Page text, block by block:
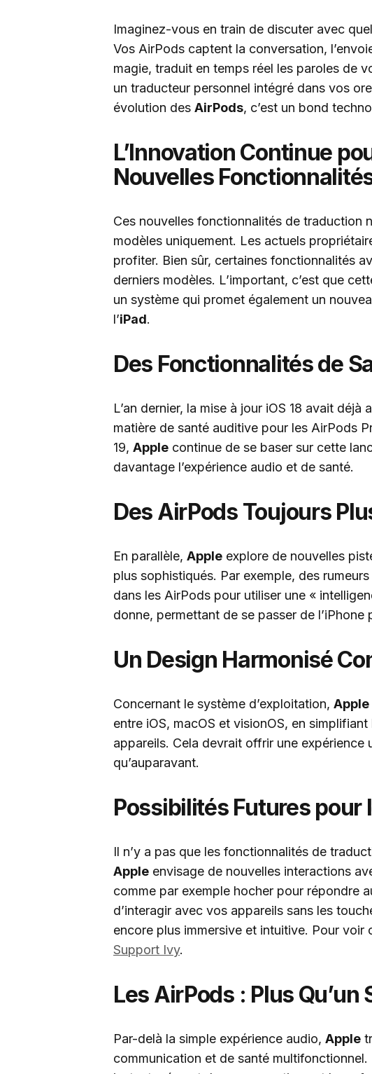
Imaginez-vous en train de discuter avec
Vos AirPods captent la conversation,
magie, traduit en temps réel les paroles de
un traducteur personnel intégré dans vos
évolution des AirPods, c’est un bond
L’Innovation Continue
Nouvelles
Ces nouvelles fonctionnalités de traduction
modèles uniquement. Les actuels
profiter. Bien sûr, certaines fonctionnalités
derniers modèles. L’important, c’est que
un système qui promet également un
l’iPad.
Des Fonctionnalités de
L’an dernier, la mise à jour iOS 18 avait
matière de santé auditive pour les AirPods
19, Apple continue de se baser sur cette
davantage l’expérience audio et de santé.
Des AirPods Toujours
En parallèle, Apple explore de nouvelles
plus sophistiqués. Par exemple, des
dans les AirPods pour utiliser une «
donne, permettant de se passer de
Un Design Harmonisé
Concernant le système d’exploitation, Apple
entre iOS, macOS et visionOS, en
appareils. Cela devrait offrir une
qu’auparavant.
Possibilités Futures pour
Il n’y a pas que les fonctionnalités de
Apple envisage de nouvelles interactions
comme par exemple hocher pour répondre
d’interagir avec vos appareils sans les
encore plus immersive et intuitive. Pour voir
Support Ivy.
Les AirPods : Plus
Par-delà la simple expérience audio, Apple
communication et de santé